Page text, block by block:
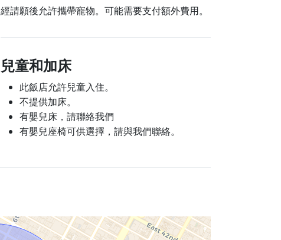
經請願後允許攜帶寵物。可能需要支付額外費用。
兒童和加床
此飯店允許兒童入住。
不提供加床。
有嬰兒床，請聯絡我們
有嬰兒座椅可供選擇，請與我們聯絡。